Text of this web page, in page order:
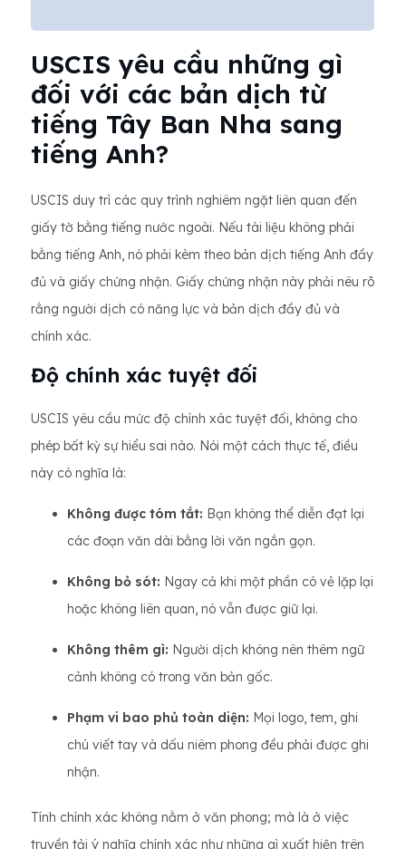
USCIS yêu cầu những gì
đối với các bản dịch từ
tiếng Tây Ban Nha sang
tiếng Anh?
USCIS duy trì các quy trình nghiêm ngặt liên quan đến
giấy tờ bằng tiếng nước ngoài. Nếu tài liệu không phải
bằng tiếng Anh, nó phải kèm theo bản dịch tiếng Anh đầy
đủ và giấy chứng nhận. Giấy chứng nhận này phải nêu rõ
rằng người dịch có năng lực và bản dịch đầy đủ và
chính xác.
Độ chính xác tuyệt đối
USCIS yêu cầu mức độ chính xác tuyệt đối, không cho
phép bất kỳ sự hiểu sai nào. Nói một cách thực tế, điều
này có nghĩa là:
Không được tóm tắt: Bạn không thể diễn đạt lại
các đoạn văn dài bằng lời văn ngắn gọn.
Không bỏ sót: Ngay cả khi một phần có vẻ lặp lại
hoặc không liên quan, nó vẫn được giữ lại.
Không thêm gì: Người dịch không nên thêm ngữ
cảnh không có trong văn bản gốc.
Phạm vi bao phủ toàn diện: Mọi logo, tem, ghi
chú viết tay và dấu niêm phong đều phải được ghi
nhận.
Tính chính xác không nằm ở văn phong; mà là ở việc
truyền tải ý nghĩa chính xác như những gì xuất hiện trên